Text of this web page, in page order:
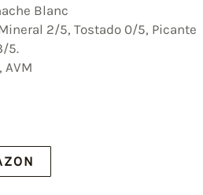
Blanc
2/5, Tostado 0/5, Picante
5.